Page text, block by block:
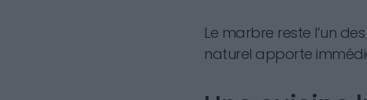
Le marbre reste l’un
naturel apporte